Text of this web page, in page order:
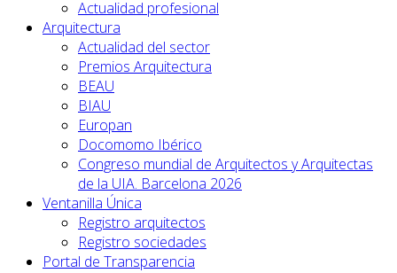
Actualidad profesional
Arquitectura
Actualidad del sector
Premios Arquitectura
BEAU
BIAU
Europan
Docomomo Ibérico
Congreso mundial de Arquitectos y Arquitectas
de la UIA. Barcelona 2026
Ventanilla Única
Registro arquitectos
Registro sociedades
Portal de Transparencia